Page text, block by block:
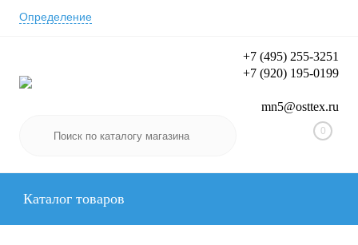
Определение
+7 (495) 255-3251
+7 (920) 195-0199
mn5@osttex.ru
0
Каталог товаров